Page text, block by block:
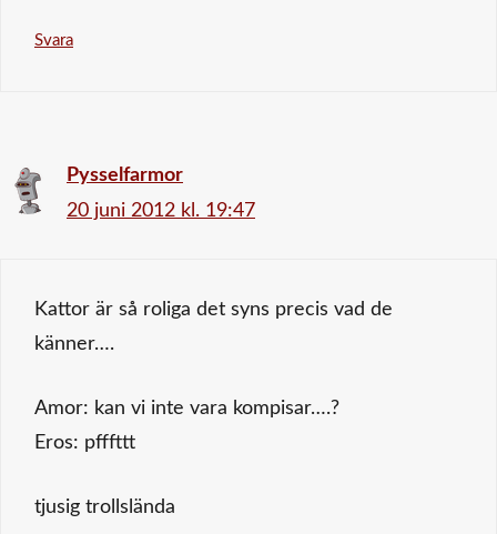
Svara
Pysselfarmor
20 juni 2012 kl. 19:47
Kattor är så roliga det syns precis vad de
känner….
Amor: kan vi inte vara kompisar….?
Eros: pfffttt
tjusig trollslända